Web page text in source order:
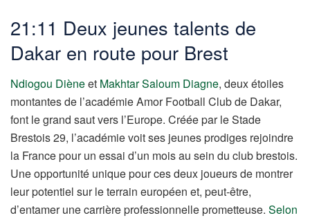
21:11 Deux jeunes talents de
Dakar en route pour Brest
Ndiogou Dièneet Makhtar Saloum Diagne, deux étoiles
montantes de l’académie Amor Football Club de Dakar,
font le grand saut vers l’Europe. Créée par le Stade
Brestois 29, l’académie voit ses jeunes prodiges rejoindre
la France pour un essai d’un mois au sein du club brestois.
Une opportunité unique pour ces deux joueurs de montrer
leur potentiel sur le terrain européen et, peut-être,
d’entamer une carrière professionnelle prometteuse. Selon